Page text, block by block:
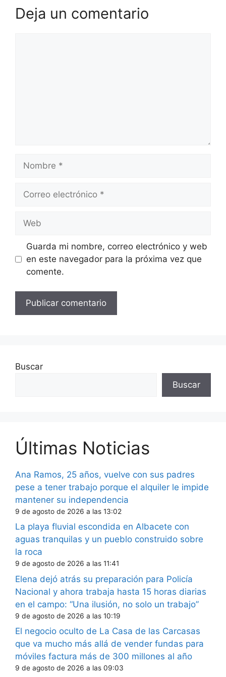
Deja un comentario
Nombre
Correo
Web
Guarda mi nombre, correo electrónico y web
en este navegador para la próxima vez que
comente.
Buscar
Buscar
Últimas Noticias
Ana Ramos, 25 años, vuelve con sus padres
pese a tener trabajo porque el alquiler le impide
mantener su independencia
9 de agosto de 2026 a las 13:02
La playa fluvial escondida en Albacete con
aguas tranquilas y un pueblo construido sobre
la roca
9 de agosto de 2026 a las 11:41
Elena dejó atrás su preparación para Policía
Nacional y ahora trabaja hasta 15 horas diarias
en el campo: “Una ilusión, no solo un trabajo”
9 de agosto de 2026 a las 10:19
El negocio oculto de La Casa de las Carcasas
que va mucho más allá de vender fundas para
móviles factura más de 300 millones al año
9 de agosto de 2026 a las 09:03